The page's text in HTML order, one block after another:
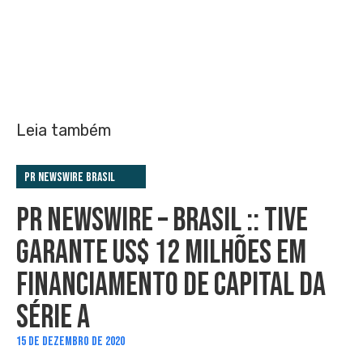
Leia também
PR Newswire Brasil
PR NEWSWIRE – BRASIL :: TIVE
GARANTE US$ 12 MILHÕES EM
FINANCIAMENTO DE CAPITAL DA
SÉRIE A
15 DE DEZEMBRO DE 2020